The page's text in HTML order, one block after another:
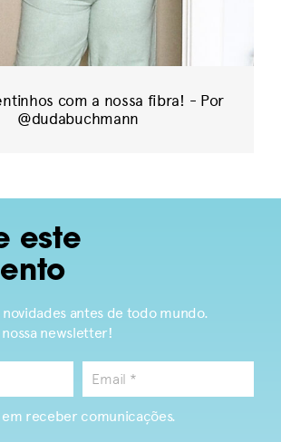
com a nossa fibra! - Por
@dudabuchmann
novidades antes de todo mundo.
newsletter!
receber comunicações.